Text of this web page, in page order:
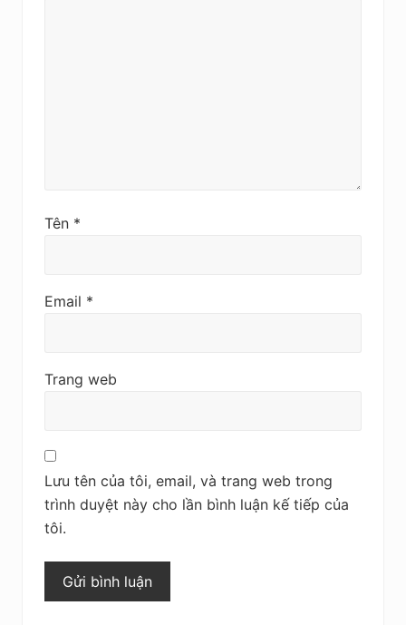
Tên *
Email *
Trang web
Lưu tên của tôi, email, và trang web trong
trình duyệt này cho lần bình luận kế tiếp của
tôi.